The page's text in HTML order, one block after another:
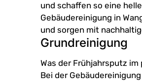
und schaffen so eine
Gebäudereinigung in
und sorgen mit
Grundreinigung
Was der Frühjahrsputz
Bei der